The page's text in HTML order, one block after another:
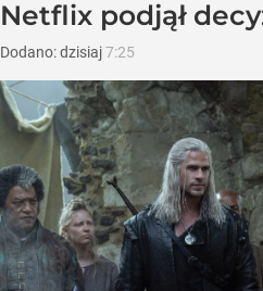
Netflix podjął
Dodano:dzisiaj7:25